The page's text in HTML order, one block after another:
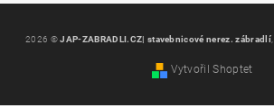
2026 ©JAP-ZABRADLI.CZ| stavebnicové nerez. zábradlí
Vytvořil Shoptet